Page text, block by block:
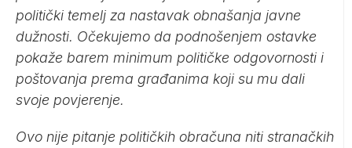
politički temelj za nastavak obnašanja javne
dužnosti. Očekujemo da podnošenjem ostavke
pokaže barem minimum političke odgovornosti i
poštovanja prema građanima koji su mu dali
svoje povjerenje.
Ovo nije pitanje političkih obračuna niti stranačkih